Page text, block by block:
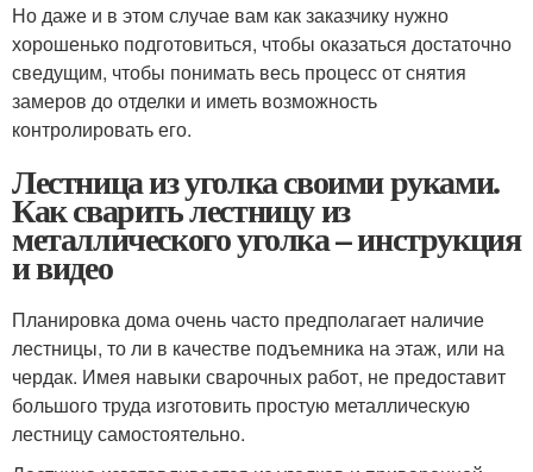
Но даже и в этом случае вам как заказчику нужно
хорошенько подготовиться, чтобы оказаться достаточно
сведущим, чтобы понимать весь процесс от снятия
замеров до отделки и иметь возможность
контролировать его.
Лестница из уголка своими руками.
Как сварить лестницу из
металлического уголка – инструкция
и видео
Планировка дома очень часто предполагает наличие
лестницы, то ли в качестве подъемника на этаж, или на
чердак. Имея навыки сварочных работ, не предоставит
большого труда изготовить простую металлическую
лестницу самостоятельно.